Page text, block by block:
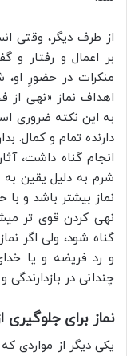
از طرف دیگر، وﻗﺘﯽ
بر اعمال و رفتار و
منکرات در حضورِ
اهداف نماز «نهی از
به این نکته ضروری
دارنده تمام و کمال.
انجام گناه داشت،
شرم به دلیل یقین
نماز بیشتر باشد و
نهی کردن قوی تر
گناه شود، ولی اگر
و رد فریضه و یا
چندانی در
نماز برای
یکی دیگر از مواردی